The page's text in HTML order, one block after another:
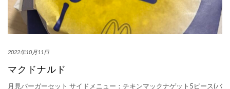
2022年10月11日
マクドナルド
月見バーガーセット サイドメニュー：チキンマックナゲット5ピース(バ